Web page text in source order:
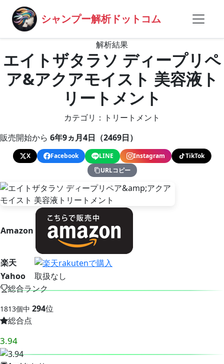
シャンプー解析ドットコム
解析結果
エイトザタラソ ディープリペ
ア&アクアモイスト 美容液ト
リートメント
カテゴリ：トリートメント
販売開始から 6年9ヵ月4日（2469日）
X Facebook LINE Instagram
TikTok
URLコピー
Amazon
楽天
Yahoo
取扱なし
総合ランク
1813個中 294位
総合点
3.94